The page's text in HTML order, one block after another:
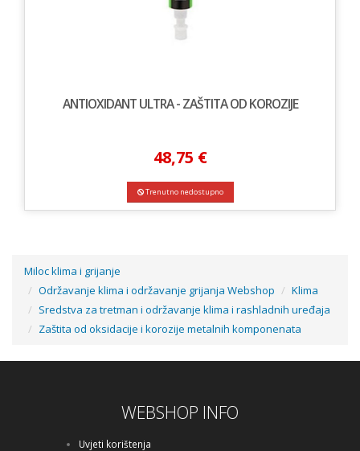
ANTIOXIDANT ULTRA - ZAŠTITA OD KOROZIJE
48,75 €
Trenutno nedostupno
Miloc klima i grijanje
Održavanje klima i održavanje grijanja Webshop
Klima
Sredstva za tretman i održavanje klima i rashladnih uređaja
Zaštita od oksidacije i korozije metalnih komponenata
WEBSHOP INFO
Uvjeti korištenja